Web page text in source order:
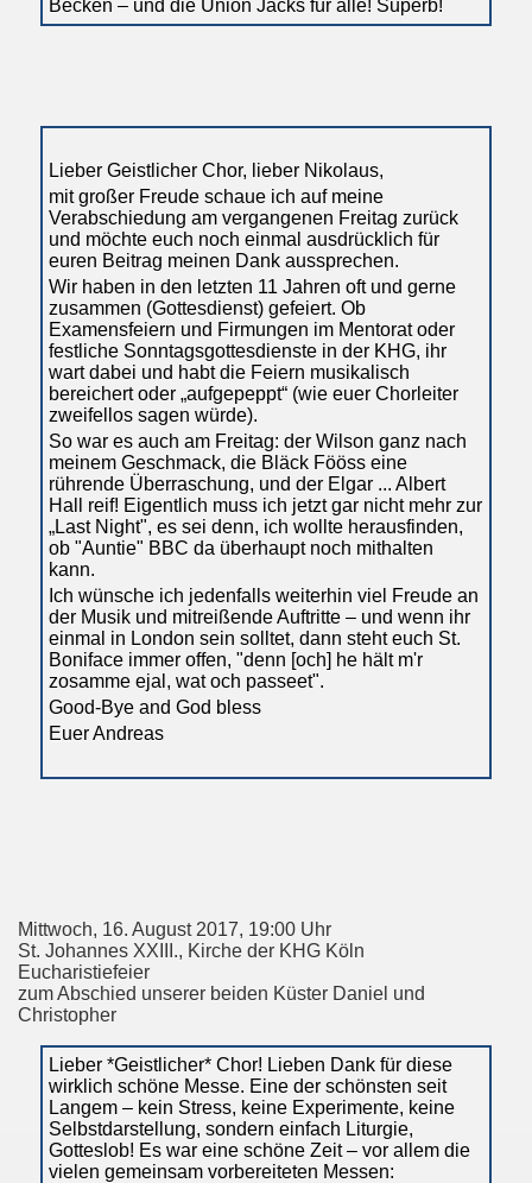
Becken – und die Union Jacks für alle! Superb!
Lieber Geistlicher Chor, lieber Nikolaus,
mit großer Freude schaue ich auf meine
Verabschiedung am vergangenen Freitag zurück
und möchte euch noch einmal ausdrücklich für
euren Beitrag meinen Dank aussprechen.
Wir haben in den letzten 11 Jahren oft und gerne
zusammen (Gottesdienst) gefeiert. Ob
Examensfeiern und Firmungen im Mentorat oder
festliche Sonntagsgottesdienste in der KHG, ihr
wart dabei und habt die Feiern musikalisch
bereichert oder „aufgepeppt“ (wie euer Chorleiter
zweifellos sagen würde).
So war es auch am Freitag: der Wilson ganz nach
meinem Geschmack, die Bläck Fööss eine
rührende Überraschung, und der Elgar ... Albert
Hall reif! Eigentlich muss ich jetzt gar nicht mehr zur
„Last Night", es sei denn, ich wollte herausfinden,
ob "Auntie" BBC da überhaupt noch mithalten
kann.
Ich wünsche ich jedenfalls weiterhin viel Freude an
der Musik und mitreißende Auftritte – und wenn ihr
einmal in London sein solltet, dann steht euch St.
Boniface immer offen, "denn [och] he hält m'r
zosamme ejal, wat och passeet".
Good-Bye and God bless
Euer Andreas
Mittwoch, 16. August 2017, 19:00 Uhr
St. Johannes XXIII., Kirche der KHG Köln
Eucharistiefeier
zum Abschied unserer beiden Küster Daniel und
Christopher
Lieber *Geistlicher* Chor! Lieben Dank für diese
wirklich schöne Messe. Eine der schönsten seit
Langem – kein Stress, keine Experimente, keine
Selbstdarstellung, sondern einfach Liturgie,
Gotteslob! Es war eine schöne Zeit – vor allem die
vielen gemeinsam vorbereiteten Messen: